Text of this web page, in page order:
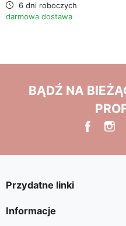
6 dni roboczych
darmowa dostawa
BĄDŹ NA
Przydatne linki
Informacje